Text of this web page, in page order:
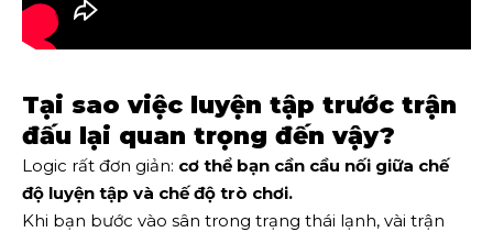
Tại sao việc luyện tập trước trận
đấu lại quan trọng đến vậy?
Logic rất đơn giản: cơ thể bạn cần cầu nối giữa chế
độ luyện tập và chế độ trò chơi.
Khi bạn bước vào sân trong trạng thái lạnh, vài trận